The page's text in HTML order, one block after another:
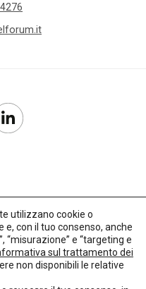
utilizzano cookie o
con il tuo consenso, anche
“misurazione” e “targeting e
sul trattamento dei
non disponibili le relative